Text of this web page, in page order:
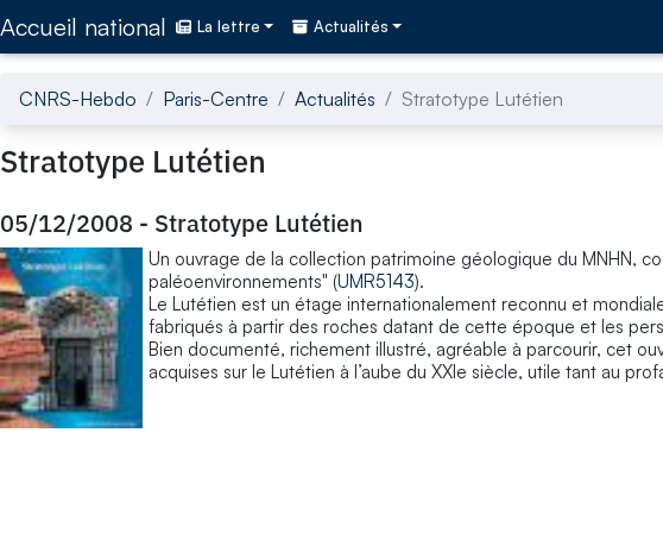
Accueil national La lettre Actualités
CNRS-Hebdo Paris-Centre Actualités Stratotype Lutétien
Stratotype Lutétien
05/12/2008 - Stratotype Lutétien
Un ouvrage de la collection patrimoine géologique du MNHN,
paléoenvironnements" (UMR5143).
Le Lutétien est un étage internationalement reconnu et
fabriqués à partir des roches datant de cette époque et les
Bien documenté, richement illustré, agréable à parcourir, cet
acquises sur le Lutétien à l’aube du XXIe siècle, utile tant au